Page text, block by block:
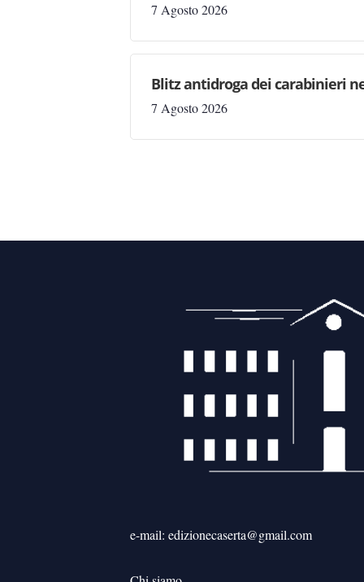
7 Agosto 2026
Blitz antidroga dei carabinieri
7 Agosto 2026
e-mail: edizionecaserta@gmail.com